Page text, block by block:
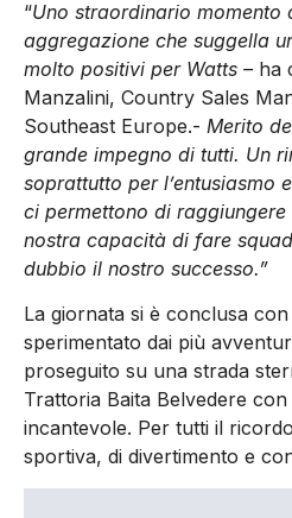
“Uno straordinario momento
aggregazione che suggella
molto positivi per Watts – ha
Manzalini, Country Sales
Southeast Europe.- Merito
grande impegno di tutti. Un
soprattutto per l’entusiasmo
ci permettono di
nostra capacità di fare
dubbio il nostro successo.”
La giornata si è conclusa
sperimentato dai più
proseguito su una strada
Trattoria Baita Belvedere
incantevole. Per tutti il
sportiva, di divertimento e